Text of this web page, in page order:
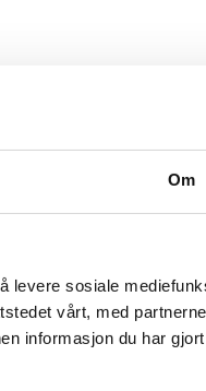
Om
levere sosiale
vårt, med
informasjon du har